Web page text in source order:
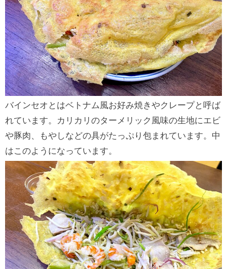
バインセオとはベトナム風お好み焼きやクレープと呼ば
れています。カリカリのターメリック風味の生地にエビ
や豚肉、もやしなどの具がたっぷり包まれています。中
はこのようになっています。